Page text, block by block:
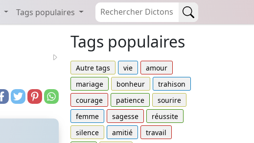
Tags populaires
Tags populaires
Autre tags vie
amour
mariage
bonheur
trahison
courage
patience
sourire
femme
sagesse
réussite
silence
amitié
travail